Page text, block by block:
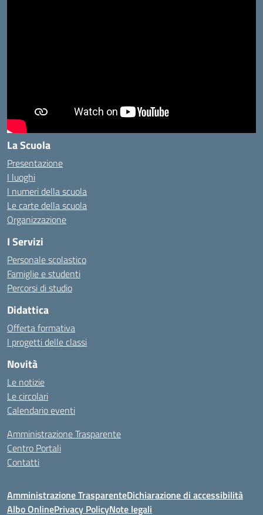
La Scuola
Presentazione
I luoghi
I numeri della scuola
Le carte della scuola
Organizzazione
I Servizi
Personale scolastico
Famiglie e studenti
Percorsi di studio
Didattica
Offerta formativa
I progetti delle classi
Novità
Le notizie
Le circolari
Calendario eventi
Amministrazione Trasparente
Centro Portali
Contatti
Amministrazione TrasparenteDichiarazione di accessibilità
Albo OnlinePrivacy PolicyNote legali